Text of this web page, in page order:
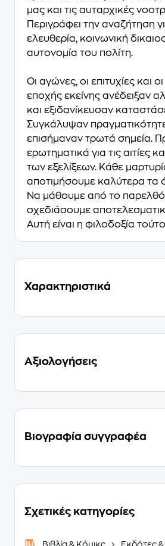
μας και τις αυταρχικές
Περιγράφει την αναζήτηση
ελευθερία, κοινωνική
αυτονομία του πολίτη.
Οι αγώνες, οι επιτυχίες και
εποχής εκείνης ανέδειξαν
και εξιδανίκευσαν
Συγκάλυψαν
επισήμαναν τρωτά σημεία.
ερωτηματικά για τις αιτίες
των εξελίξεων. Κάθε
αποτιμήσουμε καλύτερα τα
Να μάθουμε από το
σχεδιάσουμε
Αυτή είναι η φιλοδοξία
Χαρακτηριστικά
Αξιολογήσεις
Βιογραφία συγγραφέα
Σχετικές κατηγορίες
Βιβλία & Κόμικς
Εκδότες &